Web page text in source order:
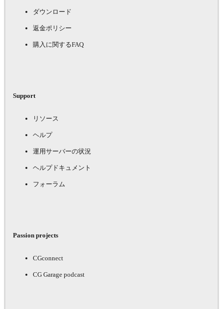
ダウンロード
返金ポリシー
購入に関するFAQ
Support
リソース
ヘルプ
運用サーバーの状況
ヘルプドキュメント
フォーラム
Passion projects
CGconnect
CG Garage podcast